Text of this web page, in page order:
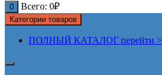
0 Всего: 0₽
Категории товаров
ПОЛНЫЙ КАТАЛОГ перейти >